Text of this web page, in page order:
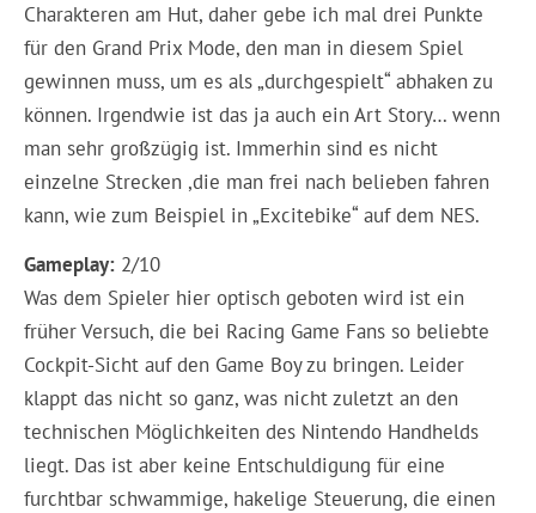
Charakteren am Hut, daher gebe ich mal drei Punkte
für den Grand Prix Mode, den man in diesem Spiel
gewinnen muss, um es als „durchgespielt“ abhaken zu
können. Irgendwie ist das ja auch ein Art Story… wenn
man sehr großzügig ist. Immerhin sind es nicht
einzelne Strecken ,die man frei nach belieben fahren
kann, wie zum Beispiel in „Excitebike“ auf dem NES.
Gameplay: 2/10
Was dem Spieler hier optisch geboten wird ist ein
früher Versuch, die bei Racing Game Fans so beliebte
Cockpit-Sicht auf den Game Boy zu bringen. Leider
klappt das nicht so ganz, was nicht zuletzt an den
technischen Möglichkeiten des Nintendo Handhelds
liegt. Das ist aber keine Entschuldigung für eine
furchtbar schwammige, hakelige Steuerung, die einen